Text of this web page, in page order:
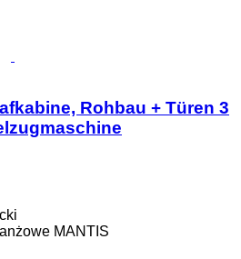
Rohbau + Türen 3
MANTIS